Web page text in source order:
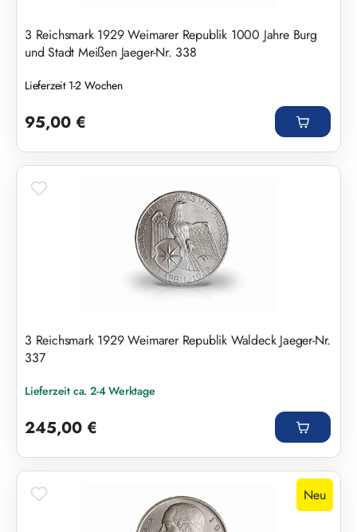
3 Reichsmark 1929 Weimarer Republik 1000 Jahre Burg
und Stadt Meißen Jaeger-Nr. 338
Lieferzeit 1-2 Wochen
95,00 €
3 Reichsmark 1929 Weimarer Republik Waldeck Jaeger-Nr.
337
Lieferzeit ca. 2-4 Werktage
245,00 €
Neu